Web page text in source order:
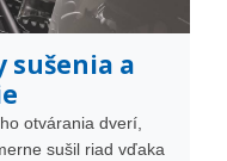
sušenia a
otvárania dverí,
sušil riad vďaka